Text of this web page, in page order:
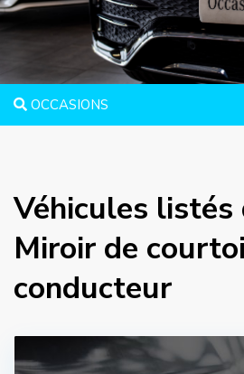
OCCASIONS
Véhicules listés
Miroir de
conducteur